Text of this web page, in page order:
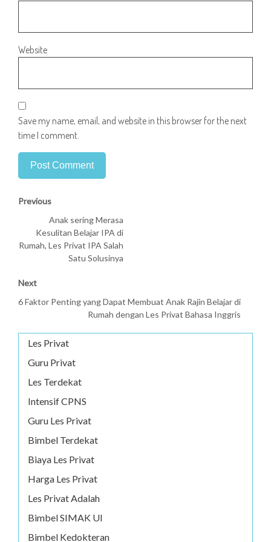
Website
Save my name, email, and website in this browser for the next
time I comment.
Previous
Anak sering Merasa
Kesulitan Belajar IPA di
Rumah, Les Privat IPA Salah
Satu Solusinya
Next
6 Faktor Penting yang Dapat Membuat Anak Rajin Belajar di
Rumah dengan Les Privat Bahasa Inggris
Les Privat
Guru Privat
Les Terdekat
Intensif CPNS
Guru Les Privat
Bimbel Terdekat
Biaya Les Privat
Harga Les Privat
Les Privat Adalah
Bimbel SIMAK UI
Bimbel Kedokteran